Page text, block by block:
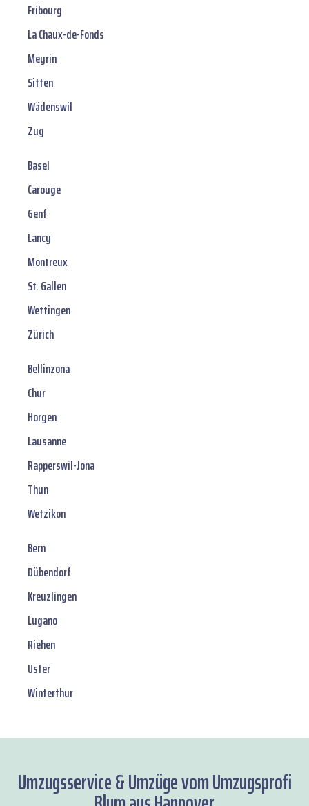
Fribourg
La Chaux-de-Fonds
Meyrin
Sitten
Wädenswil
Zug
Basel
Carouge
Genf
Lancy
Montreux
St. Gallen
Wettingen
Zürich
Bellinzona
Chur
Horgen
Lausanne
Rapperswil-Jona
Thun
Wetzikon
Bern
Dübendorf
Kreuzlingen
Lugano
Riehen
Uster
Winterthur
Umzugsservice & Umzüge vom Umzugsprofi